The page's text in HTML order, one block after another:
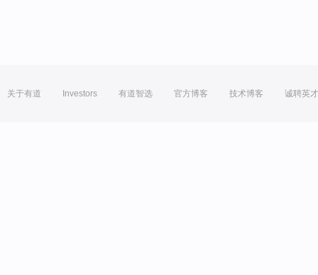
关于有道 Investors 有道智选 官方博客 技术博客 诚聘英才